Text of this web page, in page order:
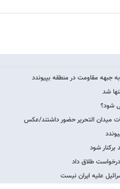
جبهه مقاومت در منطقه بپیوندد
شد
شود؟
میدان التحریر حضور داشتند/عکس
شود
طلاق داد
علیه ایران نیست